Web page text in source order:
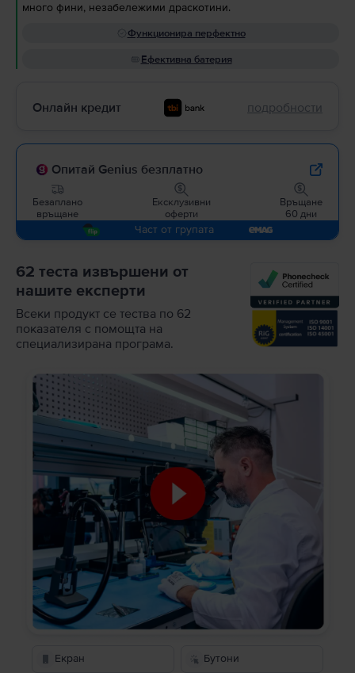
много фини, незабележими драскотини.
Функционира перфектно
Ефективна батерия
Онлайн кредит подробности
Опитай Genius безплатно
Безаплано
връщане
Ексклузивни
оферти
Връщане
60 дни
Част от групата
62 теста извършени от
нашите експерти
Всеки продукт се тества по 62
показателя с помощта на
специализирана програма.
Екран Бутони